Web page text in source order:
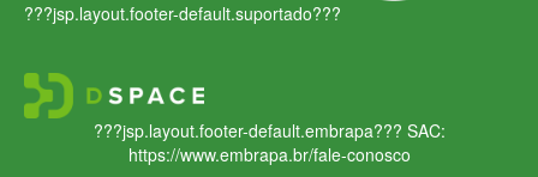
???jsp.layout.footer-default.suportado???
???jsp.layout.footer-default.embrapa??? SAC:
https://www.embrapa.br/fale-conosco